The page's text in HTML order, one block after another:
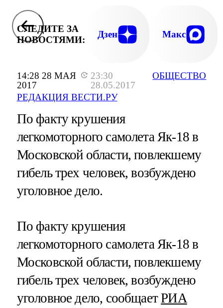
14:28 28 МАЯ
2017
23:30
28.05.2017
РЕДАКЦИЯ ВЕСТИ.РУ
ОБЩЕСТВО
СЛЕДИТЕ ЗА
НОВОСТЯМИ:
Дзен Макс
По факту крушения
легкомоторного самолета Як-18 в
Московской области, повлекшему
гибель трех человек, возбуждено
уголовное дело.
По факту крушения
легкомоторного самолета Як-18 в
Московской области, повлекшему
гибель трех человек, возбуждено
уголовное дело, сообщаетРИА